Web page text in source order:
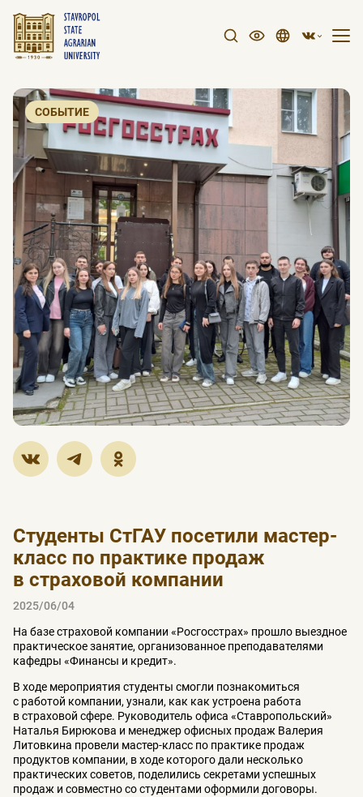
СОБЫТИЕ
Студенты СтГАУ посетили мастер-
класс по практике продаж
в страховой компании
2025/06/04
На базе страховой компании «Росгосстрах» прошло выездное
практическое занятие, организованное преподавателями
кафедры «Финансы и кредит».
В ходе мероприятия студенты смогли познакомиться
с работой компании, узнали, как как устроена работа
в страховой сфере. Руководитель офиса «Ставропольский»
Наталья Бирюкова и менеджер офисных продаж Валерия
Литовкина провели мастер-класс по практике продаж
продуктов компании, в ходе которого дали несколько
практических советов, поделились секретами успешных
продаж и совместно со студентами оформили договоры.